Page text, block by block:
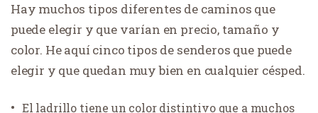
Hay muchos tipos diferentes de caminos que
puede elegir y que varían en precio, tamaño y
color. He aquí cinco tipos de senderos que puede
elegir y que quedan muy bien en cualquier césped.
El ladrillo tiene un color distintivo que a muchos